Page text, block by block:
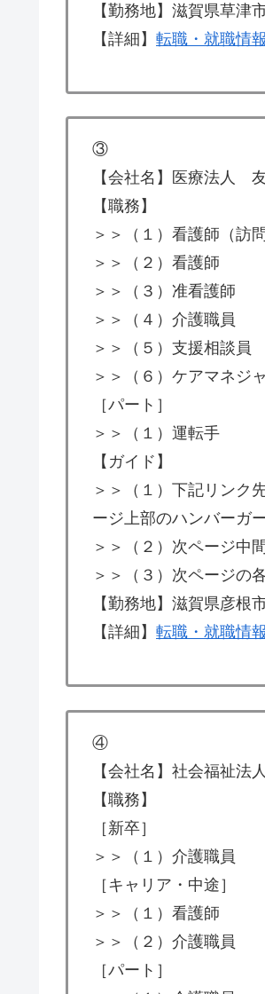
【勤務地】滋賀県草津
【詳細】 転職・就職情
③
【会社名】医療法人
【職務】
＞＞（１）看護師（訪問
＞＞（２）看護師
＞＞（３）准看護師
＞＞（４）介護職員
＞＞（５）支援相談員
＞＞（６）ケアマネジ
［パート］
＞＞（１）運転手
【ガイド】
＞＞（１）下記リンク
ージ上部のハンバーガ
＞＞（２）次ページ中
＞＞（３）次ページの
【勤務地】滋賀県彦根
【詳細】 転職・就職情
④
【会社名】社会福祉法
【職務】
［新卒］
＞＞（１）介護職員
［キャリア・中途］
＞＞（１）看護師
＞＞（２）介護職員
［パート］